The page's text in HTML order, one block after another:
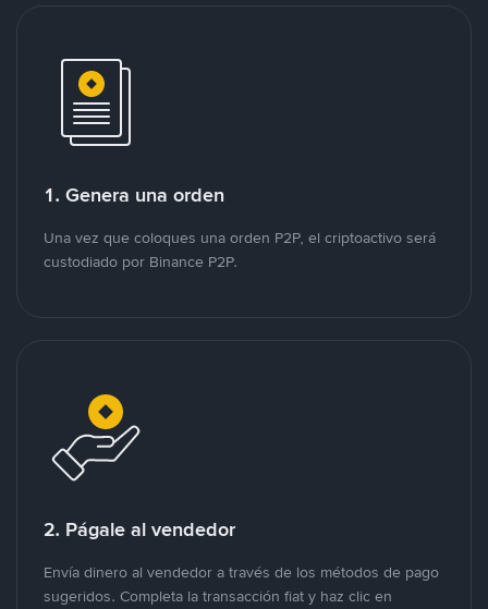
1. Genera una orden
Una vez que coloques una orden P2P, el criptoactivo será
custodiado por Binance P2P.
2. Págale al vendedor
Envía dinero al vendedor a través de los métodos de pago
sugeridos. Completa la transacción fiat y haz clic en